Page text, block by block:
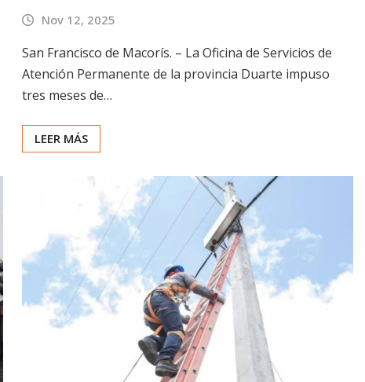
Nov 12, 2025
San Francisco de Macorís. – La Oficina de Servicios de
Atención Permanente de la provincia Duarte impuso
tres meses de…
LEER MÁS